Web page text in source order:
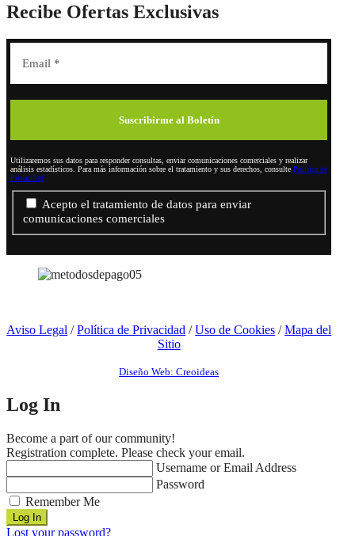
Recibe Ofertas Exclusivas
Utilizaremos sus datos para responder consultas, enviar comunicaciones comerciales y realizar
análisis estadísticos. Para más información sobre el tratamiento y sus derechos, consulte Política de
Privacidad
Acepto el tratamiento de datos para enviar
comunicaciones comerciales
Aviso Legal /Política de Privacidad /Uso de Cookies /Mapa del
Sitio
Diseño Web: Creoideas
Log In
Become a part of our community!
Registration complete. Please check your email.
Username or Email Address
Password
Remember Me
Lost your password?